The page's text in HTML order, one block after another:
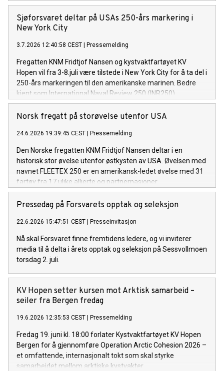
Sjøforsvaret deltar på USAs 250-års markering i
New York City
3.7.2026 12:40:58 CEST Pressemelding
Fregatten KNM Fridtjof Nansen og kystvaktfartøyet KV
Hopen vil fra 3-8.juli være tilstede i New York City for å ta del i
250-års markeringen til den amerikanske marinen. Bedre
kjent som International Naval Review 250 (INR250).
Norsk fregatt på storøvelse utenfor USA
24.6.2026 19:39:45 CEST Pressemelding
Den Norske fregatten KNM Fridtjof Nansen deltar i en
historisk stor øvelse utenfor østkysten av USA. Øvelsen med
navnet FLEETEX 250 er en amerikansk-ledet øvelse med 31
fartøy fra 17 ulike allierte og partnernasjoner.
Pressedag på Forsvarets opptak og seleksjon
22.6.2026 15:47:51 CEST Presseinvitasjon
Nå skal Forsvaret finne fremtidens ledere, og vi inviterer
media til å delta i årets opptak og seleksjon på Sessvollmoen
torsdag 2. juli.
KV Hopen setter kursen mot Arktisk samarbeid –
seiler fra Bergen fredag
19.6.2026 12:35:53 CEST Pressemelding
Fredag 19. juni kl. 18:00 forlater Kystvaktfartøyet KV Hopen
Bergen for å gjennomføre Operation Arctic Cohesion 2026 –
et omfattende, internasjonalt tokt som skal styrke
samarbeidet mellom arktiske kystvakter.